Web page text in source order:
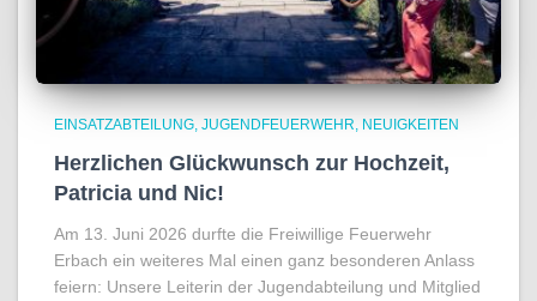
EINSATZABTEILUNG JUGENDFEUERWEHR NEUIGKEITEN
Herzlichen Glückwunsch zur Hochzeit,
Patricia und Nic!
Am 13. Juni 2026 durfte die Freiwillige Feuerwehr
Erbach ein weiteres Mal einen ganz besonderen Anlass
feiern: Unsere Leiterin der Jugendabteilung und Mitglied